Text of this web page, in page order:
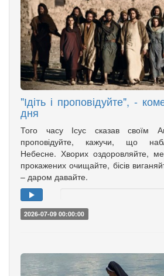
"Ідіть і проповідуйте", -
дня
Того часу Ісус сказав своїм
проповідуйте, кажучи, що
Небесне. Хворих оздоровляйте,
прокажених очищайте, бісів
– даром давайте.
2026-07-09 00:00:00